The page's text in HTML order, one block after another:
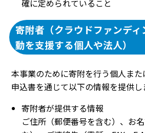
確に定められていること
寄附者（クラウドファンデ
動を支援する個人や法人）
本事業のために寄附を行う個人ま
申込書を通じて以下の情報を提供し
寄附者が提供する情報
ご住所（郵便番号を含む）、お